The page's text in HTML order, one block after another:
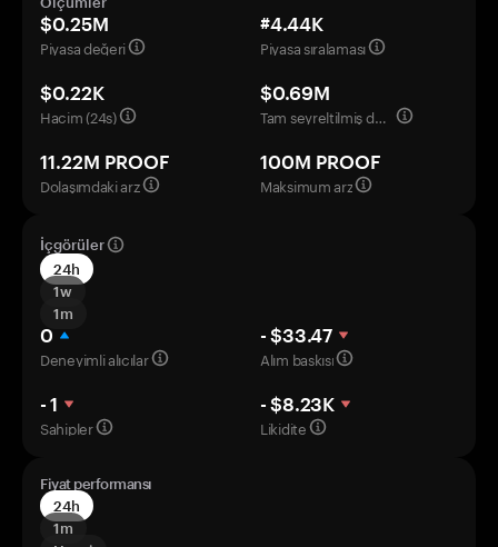
$0.25M
Piyasa değeri
#4.44K
Piyasa sıralaması
$0.22K
Hacim (24s)
$0.69M
Tam seyreltilmiş değerleme
11.22M PROOF
Dolaşımdaki arz
100M PROOF
Maksimum arz
İçgörüler
24h
1w
1m
0
Deneyimli alıcılar
- $33.47
Alım baskısı
- 1
Sahipler
- $8.23K
Likidite
Fiyat performansı
24h
1m